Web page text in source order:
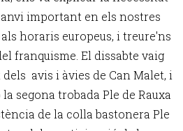
important en els nostres
horaris europeus, i treure'ns
franquisme. El dissabte vaig
avis i àvies de Can Malet, i
segona trobada Ple de Rauxa
de la colla bastonera Ple